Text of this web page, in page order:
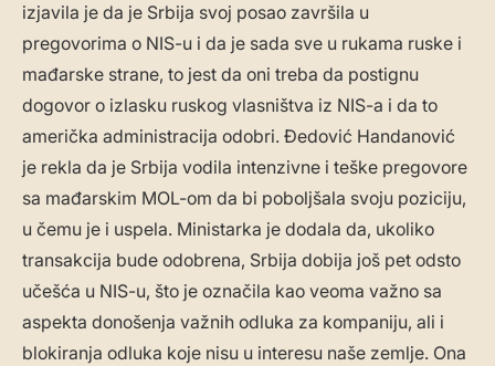
izjavila je da je Srbija svoj posao završila u
pregovorima o NIS-u i da je sada sve u rukama ruske i
mađarske strane, to jest da oni treba da postignu
dogovor o izlasku ruskog vlasništva iz NIS-a i da to
američka administracija odobri. Đedović Handanović
je rekla da je Srbija vodila intenzivne i teške pregovore
sa mađarskim MOL-om da bi poboljšala svoju poziciju,
u čemu je i uspela. Ministarka je dodala da, ukoliko
transakcija bude odobrena, Srbija dobija još pet odsto
učešća u NIS-u, što je označila kao veoma važno sa
aspekta donošenja važnih odluka za kompaniju, ali i
blokiranja odluka koje nisu u interesu naše zemlje. Ona